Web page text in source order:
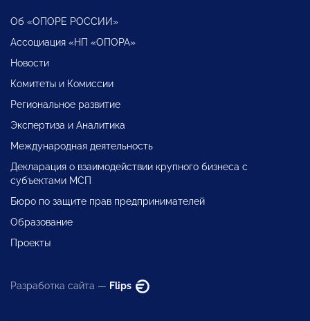
Об «ОПОРЕ РОССИИ»
Ассоциация «НП «ОПОРА»
Новости
Комитеты и Комиссии
Региональное развитие
Экспертиза и Аналитика
Международная деятельность
Декларация о взаимодействии крупного бизнеса с
субъектами МСП
Бюро по защите прав предпринимателей
Образование
Проекты
Разработка сайта — Flips